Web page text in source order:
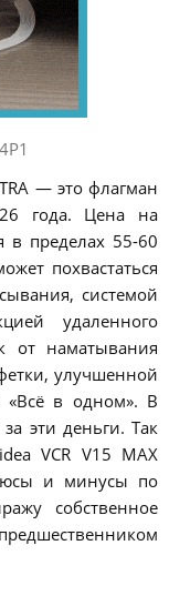
— это флагман
года. Цена на
в пределах 55-60
похвастаться
системой
удаленного
от наматывания
улучшенной
«Всё в одном». В
эти деньги. Так
VCR V15 MAX
и минусы по
собственное